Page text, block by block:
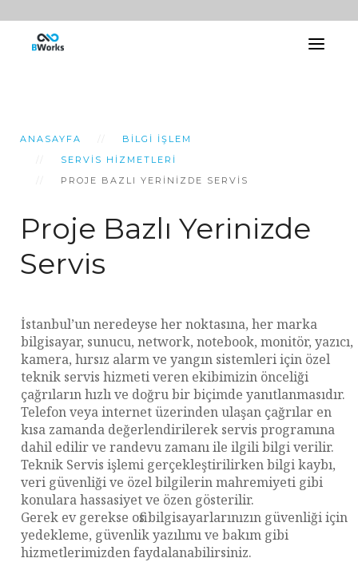
ANASAYFA
BILGI İŞLEM
SERVIS HIZMETLERI
PROJE BAZLI YERINIZDE SERVIS
Proje Bazlı Yerinizde
Servis
İstanbul’un neredeyse her noktasına, her marka
bilgisayar, sunucu, network, notebook, monitör, yazıcı,
kamera, hırsız alarm ve yangın sistemleri için özel
teknik servis hizmeti veren ekibimizin önceliği
çağrıların hızlı ve doğru bir biçimde yanıtlanmasıdır.
Telefon veya internet üzerinden ulaşan çağrılar en
kısa zamanda değerlendirilerek servis programına
dahil edilir ve randevu zamanı ile ilgili bilgi verilir.
Teknik Servis işlemi gerçekleştirilirken bilgi kaybı,
veri güvenliği ve özel bilgilerin mahremiyeti gibi
konulara hassasiyet ve özen gösterilir.
Gerek ev gerekse ofis bilgisayarlarınızın güvenliği için
yedekleme, güvenlik yazılımı ve bakım gibi
hizmetlerimizden faydalanabilirsiniz.